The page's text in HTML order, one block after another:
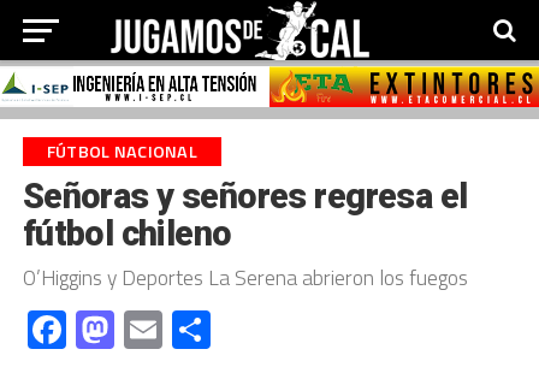
FÚTBOL NACIONAL
Señoras y señores regresa el
fútbol chileno
O’Higgins y Deportes La Serena abrieron los fuegos
Facebook
Mastodon
EmailCompartir